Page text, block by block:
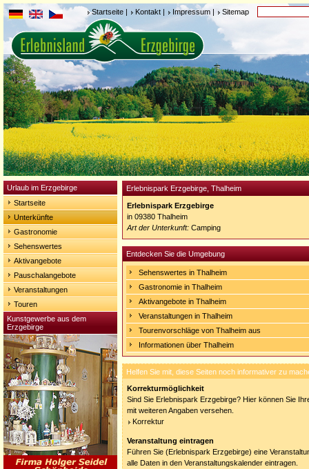
Startseite | Kontakt | Impressum | Sitemap
Urlaub im Erzgebirge
Startseite
Unterkünfte
Gastronomie
Sehenswertes
Aktivangebote
Pauschalangebote
Veranstaltungen
Touren
Kunstgewerbe aus dem
Erzgebirge
Erlebnispark Erzgebirge, Thalheim
Erlebnispark Erzgebirge
in 09380 Thalheim
Art der Unterkunft: Camping
Entdecken Sie die Umgebung
Sehenswertes in Thalheim
Gastronomie in Thalheim
Aktivangebote in Thalheim
Veranstaltungen in Thalheim
Tourenvorschläge von Thalheim aus
Informationen über Thalheim
Helfen Sie mit, diese Seiten noch informativer zu
Korrekturmöglichkeit
Sind Sie Erlebnispark Erzgebirge? Hier können Sie
mit weiteren Angaben versehen.
Korrektur
Veranstaltung eintragen
Führen Sie (Erlebnispark Erzgebirge) eine
alle Daten in den Veranstaltungskalender eintragen.